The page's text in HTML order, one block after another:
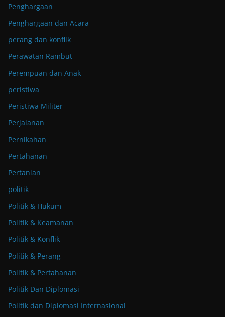
Penghargaan
Penghargaan dan Acara
perang dan konflik
Perawatan Rambut
Perempuan dan Anak
peristiwa
Peristiwa Militer
Perjalanan
Pernikahan
Pertahanan
Pertanian
politik
Politik & Hukum
Politik & Keamanan
Politik & Konflik
Politik & Perang
Politik & Pertahanan
Politik Dan Diplomasi
Politik dan Diplomasi Internasional